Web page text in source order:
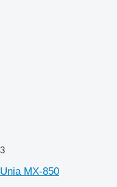
3
Unia MX-850